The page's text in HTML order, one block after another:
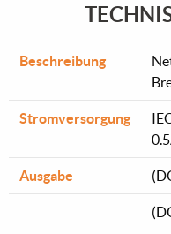
Beschreibung
Stromversorgung
Ausgabe